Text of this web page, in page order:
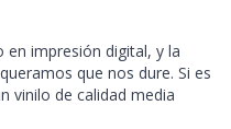
en impresión digital, y la
que nos dure. Si es
vinilo de calidad media